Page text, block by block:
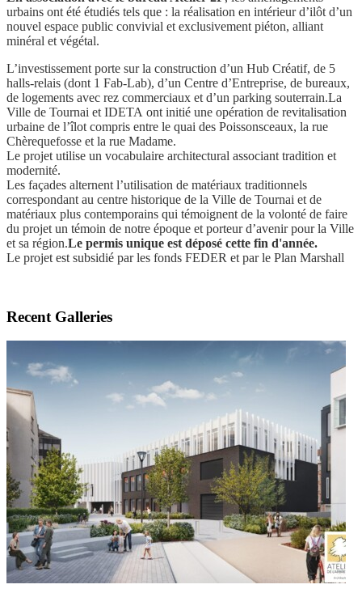
urbains ont été étudiés tels que : la réalisation en intérieur d’ilôt d’un
nouvel espace public convivial et exclusivement piéton, alliant
minéral et végétal.
L’investissement porte sur la construction d’un Hub Créatif, de 5
halls-relais (dont 1 Fab-Lab), d’un Centre d’Entreprise, de bureaux,
de logements avec rez commerciaux et d’un parking souterrain.La
Ville de Tournai et IDETA ont initié une opération de revitalisation
urbaine de l’îlot compris entre le quai des Poissonsceaux, la rue
Chèrequefosse et la rue Madame.
Le projet utilise un vocabulaire architectural associant tradition et
modernité.
Les façades alternent l’utilisation de matériaux traditionnels
correspondant au centre historique de la Ville de Tournai et de
matériaux plus contemporains qui témoignent de la volonté de faire
du projet un témoin de notre époque et porteur d’avenir pour la Ville
et sa région.Le permis unique est déposé cette fin d'année.
Le projet est subsidié par les fonds FEDER et par le Plan Marshall
Recent Galleries